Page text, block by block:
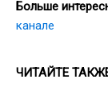
Больше
канале
ЧИТАЙТЕ